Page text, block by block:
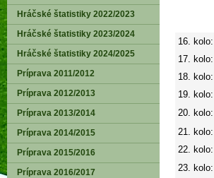
16. kolo:
17. kolo:
18. kolo:
19. kolo:
20. kolo:
21. kolo:
22. kolo:
23. kolo:
Hráčské štatistiky 2022/2023
Hráčské štatistiky 2023/2024
Hráčské štatistiky 2024/2025
Príprava 2011/2012
Príprava 2012/2013
Príprava 2013/2014
Príprava 2014/2015
Príprava 2015/2016
Príprava 2016/2017